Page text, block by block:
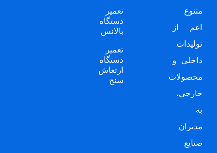
متنوع
اعم از
تولیدات
داخلی و
محصولات
خارجی،
به
مدیران
صنایع
تعمیر
دستگاه
بالانس
تعمیر
دستگاه
ارتعاش
سنج